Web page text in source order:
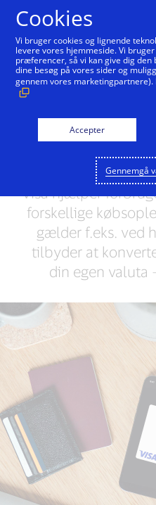
Hvad du
Visa hjælper
forskellige
gælder f.eks. ved
tilbyder at
din egen valuta
Cookies
Vi bruger cookies og lignende
levere vores hjemmeside. Vi
præferencer, så vi kan give dig den
dine besøg på vores sider og
gennem vores
Accepter
Gennemgå